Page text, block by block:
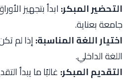
التحضير المبكر:ابدأ بتجهيز
جامعة بعناية.
اختيار اللغة المناسبة:إذا لم
اللغة الداخلي.
التقديم المبكر: غالبًا ما يبدأ